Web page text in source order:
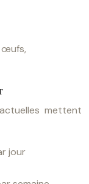
œufs,
mettent
jour